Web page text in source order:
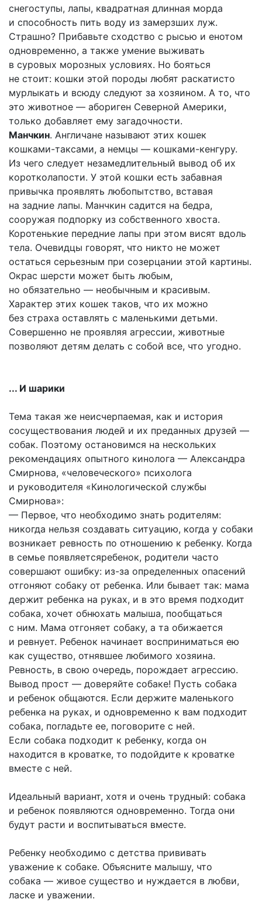
снегоступы, лапы, квадратная длинная морда
и способность пить воду из замерзших луж.
Страшно? Прибавьте сходство с рысью и енотом
одновременно, а также умение выживать
в суровых морозных условиях. Но бояться
не стоит: кошки этой породы любят раскатисто
мурлыкать и всюду следуют за хозяином. А то, что
это животное — абориген Северной Америки,
только добавляет ему загадочности.
Манчкин. Англичане называют этих кошек
кошками-таксами, а немцы — кошками-кенгуру.
Из чего следует незамедлительный вывод об их
коротколапости. У этой кошки есть забавная
привычка проявлять любопытство, вставая
на задние лапы. Манчкин садится на бедра,
сооружая подпорку из собственного хвоста.
Коротенькие передние лапы при этом висят вдоль
тела. Очевидцы говорят, что никто не может
остаться серьезным при созерцании этой картины.
Окрас шерсти может быть любым,
но обязательно — необычным и красивым.
Характер этих кошек таков, что их можно
без страха оставлять с маленькими детьми.
Совершенно не проявляя агрессии, животные
позволяют детям делать с собой все, что угодно.
... И шарики
Тема такая же неисчерпаемая, как и история
сосуществования людей и их преданных друзей —
собак. Поэтому остановимся на нескольких
рекомендациях опытного кинолога — Александра
Смирнова, «человеческого» психолога
и руководителя «Кинологической службы
Смирнова»:
— Первое, что необходимо знать родителям:
никогда нельзя создавать ситуацию, когда у собаки
возникает ревность по отношению к ребенку. Когда
в семье появляетсяребенок, родители часто
совершают ошибку: из-за определенных опасений
отгоняют собаку от ребенка. Или бывает так: мама
держит ребенка на руках, и в это время подходит
собака, хочет обнюхать малыша, пообщаться
с ним. Мама отгоняет собаку, а та обижается
и ревнует. Ребенок начинает восприниматься ею
как существо, отнявшее любимого хозяина.
Ревность, в свою очередь, порождает агрессию.
Вывод прост — доверяйте собаке! Пусть собака
и ребенок общаются. Если держите маленького
ребенка на руках, и одновременно к вам подходит
собака, погладьте ее, поговорите с ней.
Если собака подходит к ребенку, когда он
находится в кроватке, то подойдите к кроватке
вместе с ней.
Идеальный вариант, хотя и очень трудный: собака
и ребенок появляются одновременно. Тогда они
будут расти и воспитываться вместе.
Ребенку необходимо с детства прививать
уважение к собаке. Объясните малышу, что
собака — живое существо и нуждается в любви,
ласке и уважении.